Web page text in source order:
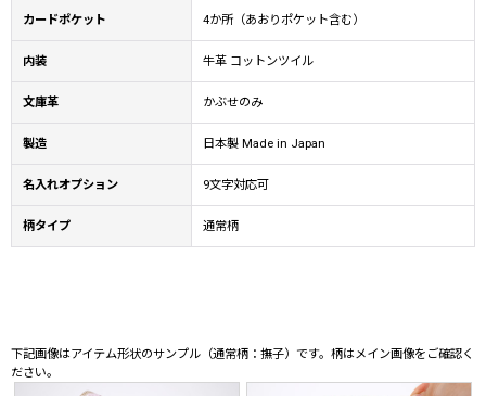
カードポケット 4か所（あおりポケット含む）
内装 牛革 コットンツイル
文庫革 かぶせのみ
製造 日本製 Made in Japan
名入れオプション 9文字対応可
柄タイプ 通常柄
下記画像はアイテム形状のサンプル（通常柄：撫子）です。柄はメイン画像をご確認く
ださい。